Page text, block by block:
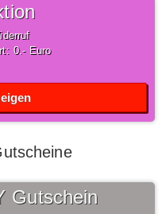
0,- Euro
Gutschein